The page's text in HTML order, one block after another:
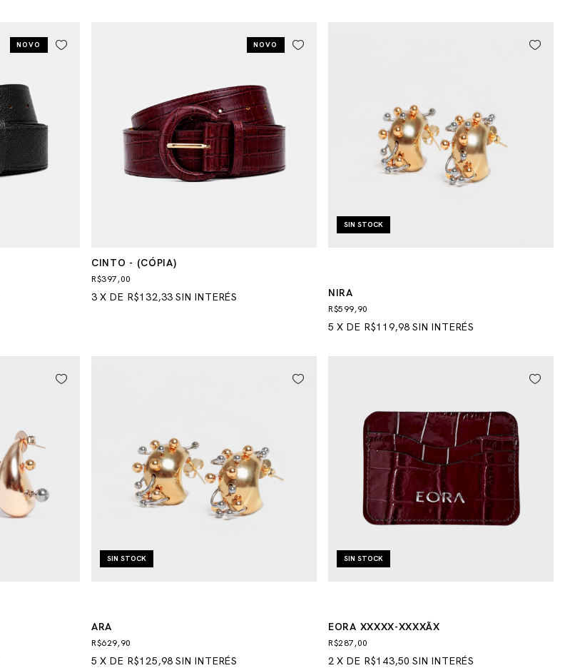
NOVO NOVO
CINTO - (CÓPIA)
R$397,00
3 XDE R$132,33 SIN INTERÉS
SIN STOCK
NIRA
R$599,90
5 XDE R$119,98 SIN INTERÉS
SIN STOCK
ARA
R$629,90
5 XDE R$125,98 SIN INTERÉS
SIN STOCK
EORA XXXXX-XXXXÃX
R$287,00
2 XDE R$143,50 SIN INTERÉS